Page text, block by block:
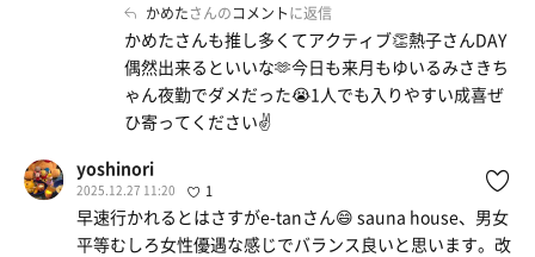
かめたさんのコメントに返信
かめたさんも推し多くてアクティブ👏熱子さんDAY
偶然出来るといいな🫶今日も来月もゆいるみさきち
ゃん夜勤でダメだった😭1人でも入りやすい成喜ぜ
ひ寄ってください✌️
yoshinori
2025.12.27 11:20 1
早速行かれるとはさすがe-tanさん😄 sauna house、男女
平等むしろ女性優遇な感じでバランス良いと思います。改